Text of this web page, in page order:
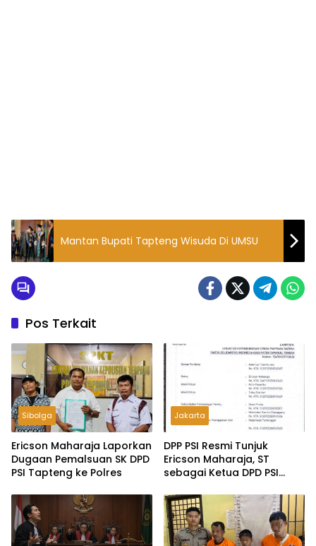
Mantan Bupati Tapteng Wisuda Di UMSU
Pos Terkait
Sibolga
Ericson Maharaja Laporkan
Dugaan Pemalsuan SK DPD
PSI Tapteng ke Polres
Jakarta
DPP PSI Resmi Tunjuk
Ericson Maharaja, ST
sebagai Ketua DPD PSI